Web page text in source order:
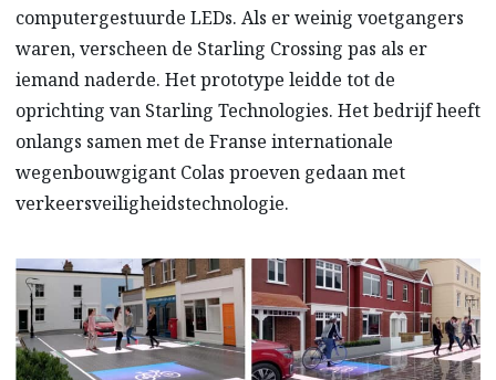
computergestuurde LEDs. Als er weinig voetgangers
waren, verscheen de Starling Crossing pas als er
iemand naderde. Het prototype leidde tot de
oprichting van Starling Technologies. Het bedrijf heeft
onlangs samen met de Franse internationale
wegenbouwgigant Colas proeven gedaan met
verkeersveiligheidstechnologie.